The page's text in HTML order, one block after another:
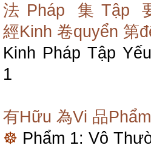
法Pháp 集Tập
經Kinh 卷quyển 第
Kinh Pháp Tập
1
有Hữu 為Vi 品Phẩm
☸ Phẩm 1: Vô